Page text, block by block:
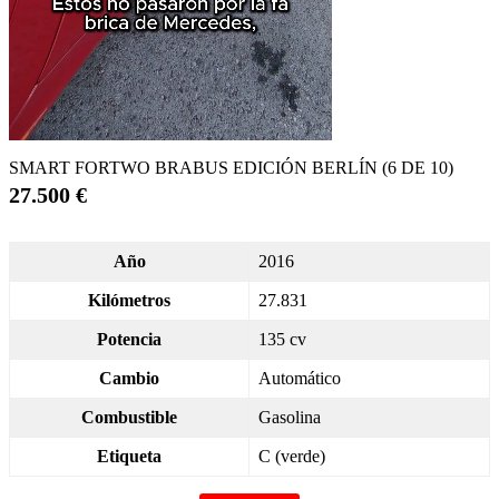
SMART FORTWO BRABUS EDICIÓN BERLÍN (6 DE 10)
27.500 €
Año 2016
Kilómetros 27.831
Potencia 135 cv
Cambio Automático
Combustible Gasolina
Etiqueta C (verde)